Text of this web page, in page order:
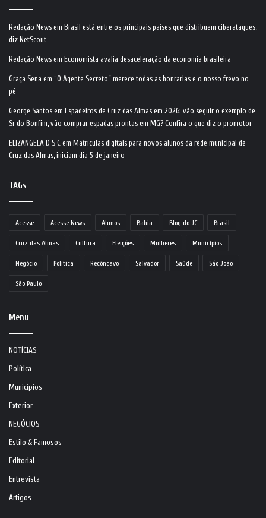
Redação News em Brasil está entre os principais países que distribuem ciberataques,
diz NetScout
Redação News em Economista avalia desaceleração da economia brasileira
Graça Sena em “O Agente Secreto” merece todas as honrarias e o nosso frevo no
pé
George Santos em Espadeiros de Cruz das Almas em 2026: vão seguir o exemplo de
Sr do Bonfim, vão comprar espadas prontas em MG? Confira o que diz o promotor
ELIZANGELA D S C em Matrículas digitais para novos alunos da rede municipal de
Cruz das Almas, iniciam dia 5 de janeiro
TAGs
Acesse Acesse News Alunos Bahia Blog do JC Brasil
Cruz das Almas Cultura Eleições Mulheres Municípios
Negócio Política Recôncavo Salvador Saúde São João
São Paulo
Menu
NOTÍCIAS
Política
Municípios
Exterior
NEGÓCIOS
Estilo & Famosos
Editorial
Entrevista
Artigos